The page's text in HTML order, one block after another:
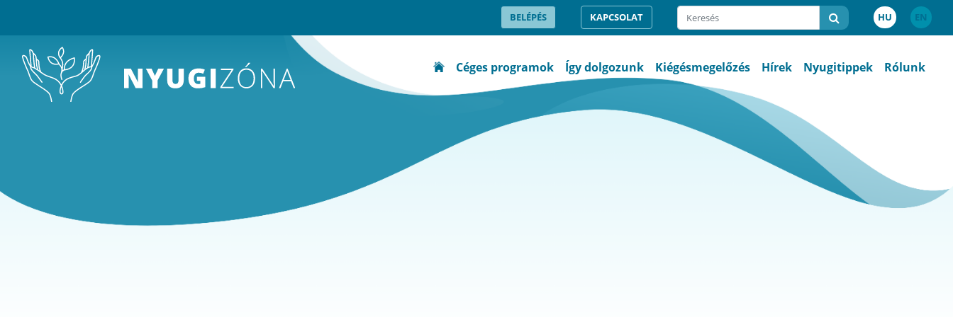
BELÉPÉS KAPCSOLAT HU EN
Céges programok Így dolgozunk Kiégésmegelőzés Hírek Nyugitippek Rólunk